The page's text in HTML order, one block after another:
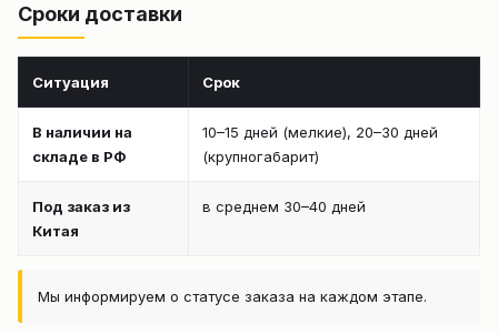
Сроки доставки
Ситуация Срок
В наличии на
складе в РФ
10–15 дней (мелкие), 20–30 дней
(крупногабарит)
Под заказ из
Китая
в среднем 30–40 дней
Мы информируем о статусе заказа на каждом этапе.